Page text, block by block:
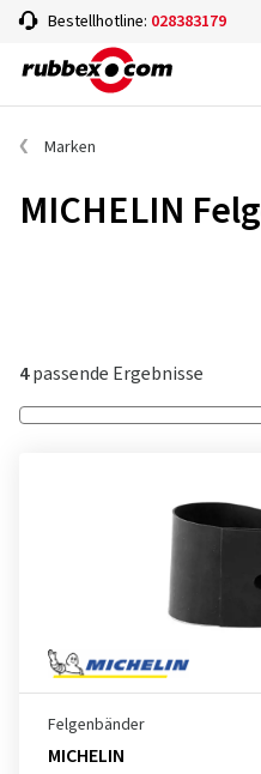
Bestellhotline: 028383179
Marken
MICHELIN
4passende Ergebnisse
Felgenbänder
MICHELIN